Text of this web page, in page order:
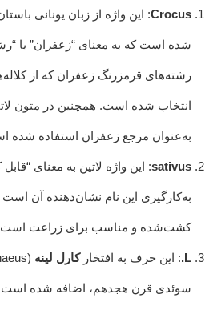
Crocus: این واژه از زبان یونانی
شده است که به معنای “زعفران” یا
رشته‌های قرمزرنگ زعفران که از
انتخاب شده است. همچنین در متون
به‌عنوان مرجع زعفران استفاده شده
sativus: این واژه لاتین به معنای
به‌کارگیری این نام نشان‌دهنده آن
کشت‌شده و مناسب برای زراعت
L. : این حرف به افتخارکارل لینه
سوئدی قرن هجدهم، اضافه شده است.